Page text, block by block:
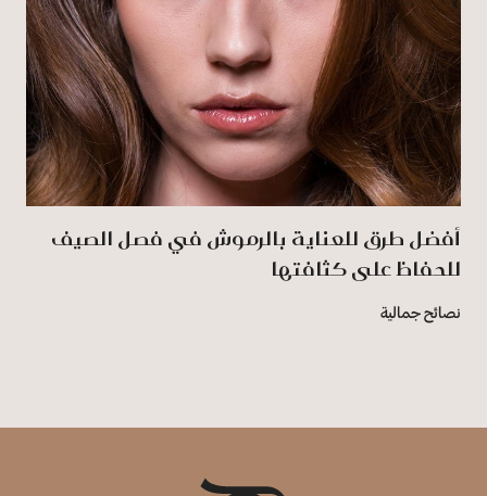
أفضل طرق للعناية بالرموش في فصل الصيف
للحفاظ على كثافتها
نصائح جمالية